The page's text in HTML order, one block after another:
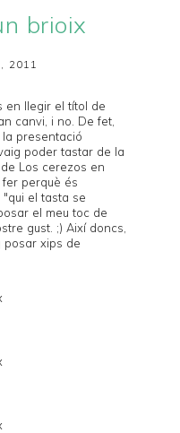
brioix
2011
en llegir el títol de
canvi, i no. De fet,
presentació
poder tastar de la
Los cerezos en
fer perquè és
"qui el tasta se
el meu toc de
gust. ;) Així doncs,
posar xips de